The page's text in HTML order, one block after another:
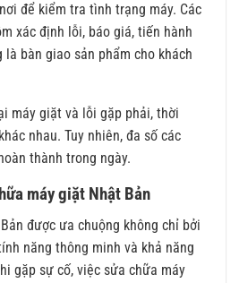
để kiểm tra tình trạng máy. Các
xác định lỗi, báo giá, tiến hành
bàn giao sản phẩm cho khách
máy giặt và lỗi gặp phải, thời
nhau. Tuy nhiên, đa số các
thành trong ngày.
máy giặt Nhật Bản
được ưa chuộng không chỉ bởi
năng thông minh và khả năng
gặp sự cố, việc sửa chữa máy